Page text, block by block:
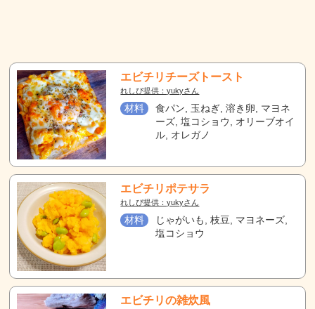
エビチリチーズトースト
れしぴ提供：yukyさん
材料
食パン, 玉ねぎ, 溶き卵, マヨネ
ーズ, 塩コショウ, オリーブオイ
ル, オレガノ
エビチリポテサラ
れしぴ提供：yukyさん
材料
じゃがいも, 枝豆, マヨネーズ,
塩コショウ
エビチリの雑炊風